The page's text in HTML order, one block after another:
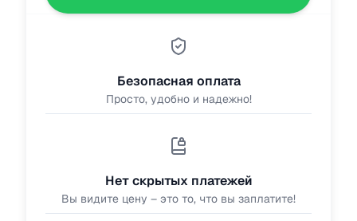
Безопасная оплата
Просто, удобно и надежно!
Нет скрытых платежей
Вы видите цену – это то, что вы заплатите!